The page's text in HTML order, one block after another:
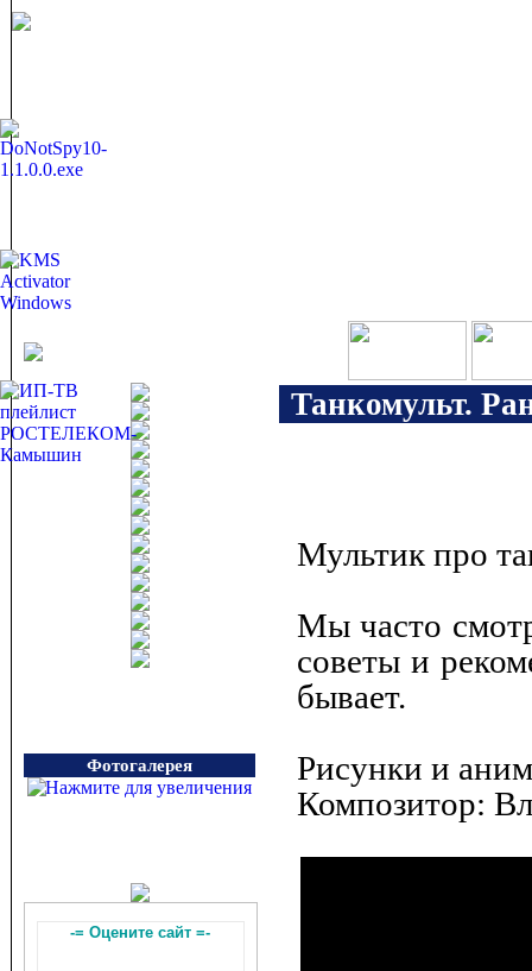
Фотогалерея
-= Оцените сайт =-
Танкомульт.
Мультик про
Мы часто
советы и
бывает.
Рисунки и
Композитор: